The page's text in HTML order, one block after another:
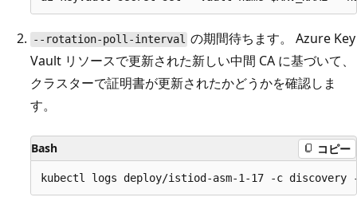
--rotation-poll-interval の期間待ちます。 Azure Key
Vault リソースで更新された新しい中間 CA に基づいて、
クラスターで証明書が更新されたかどうかを確認しま
す。
Bash コピー